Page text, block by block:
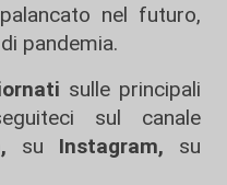
nel futuro,
pandemia.
sulle principali
sul canale
su Instagram, su